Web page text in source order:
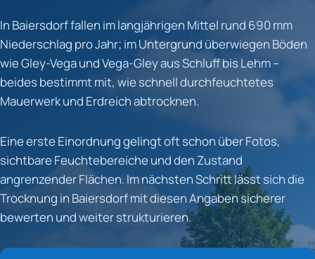
In Baiersdorf fallen im langjährigen Mittel rund 690 mm
Niederschlag pro Jahr; im Untergrund überwiegen Böden
wie Gley-Vega und Vega-Gley aus Schluff bis Lehm –
beides bestimmt mit, wie schnell durchfeuchtetes
Mauerwerk und Erdreich abtrocknen.
Eine erste Einordnung gelingt oft schon über Fotos,
sichtbare Feuchtebereiche und den Zustand
angrenzender Flächen. Im nächsten Schritt lässt sich die
Trocknung in Baiersdorf mit diesen Angaben sicherer
bewerten und weiter strukturieren.